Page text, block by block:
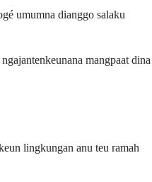
umumna dianggo salaku
mangpaat dina
lingkungan anu teu ramah